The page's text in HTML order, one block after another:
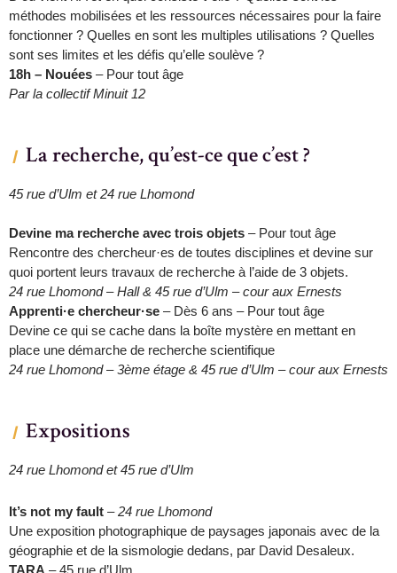
méthodes mobilisées et les ressources nécessaires pour la faire
fonctionner ? Quelles en sont les multiples utilisations ? Quelles
sont ses limites et les défis qu’elle soulève ?
18h – Nouées – Pour tout âge
Par la collectif Minuit 12
La recherche, qu’est-ce que c’est ?
45 rue d’Ulm et 24 rue Lhomond
Devine ma recherche avec trois objets – Pour tout âge
Rencontre des chercheur·es de toutes disciplines et devine sur
quoi portent leurs travaux de recherche à l’aide de 3 objets.
24 rue Lhomond – Hall & 45 rue d’Ulm – cour aux Ernests
Apprenti·e chercheur·se – Dès 6 ans – Pour tout âge
Devine ce qui se cache dans la boîte mystère en mettant en
place une démarche de recherche scientifique
24 rue Lhomond – 3ème étage & 45 rue d’Ulm – cour aux Ernests
Expositions
24 rue Lhomond et 45 rue d’Ulm
It’s not my fault –24 rue Lhomond
Une exposition photographique de paysages japonais avec de la
géographie et de la sismologie dedans, par David Desaleux.
TARA – 45 rue d’Ulm